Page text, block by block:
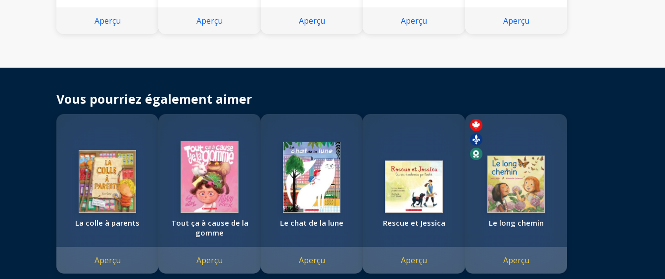
Aperçu Aperçu Aperçu Aperçu Aperçu
Vous pourriez également aimer
La colle à parents
Aperçu
Tout ça à cause de la
gomme
Aperçu
Le chat de la lune
Aperçu
Rescue et Jessica
Aperçu
Le long chemin
Aperçu